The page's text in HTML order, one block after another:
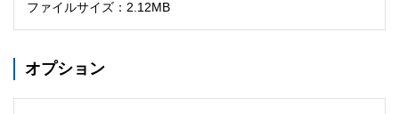
ファイルサイズ：2.12MB
オプション